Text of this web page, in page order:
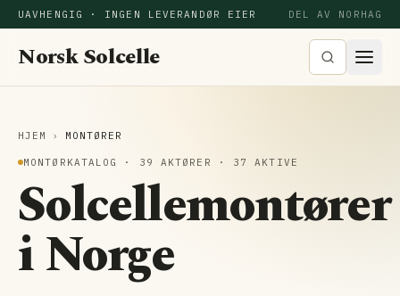
UAVHENGIG · INGEN LEVERANDØR EIER DEL AV NORHAG
Norsk Solcelle
HJEM › MONTØRER
MONTØRKATALOG · 39 AKTØRER · 37 AKTIVE
Solcellemontører
i Norge